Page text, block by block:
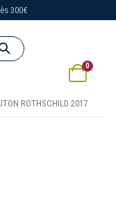
300€
0
ROTHSCHILD 2017